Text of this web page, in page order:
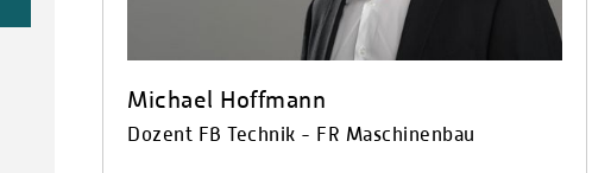
Michael Hoffmann
Dozent FB Technik - FR Maschinenbau